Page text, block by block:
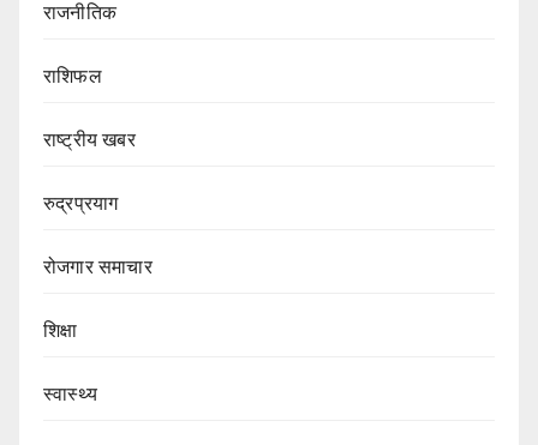
राजनीतिक
राशिफल
राष्ट्रीय खबर
रुद्रप्रयाग
रोजगार समाचार
शिक्षा
स्वास्थ्य